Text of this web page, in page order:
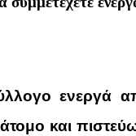
ενεργά
άτομο και